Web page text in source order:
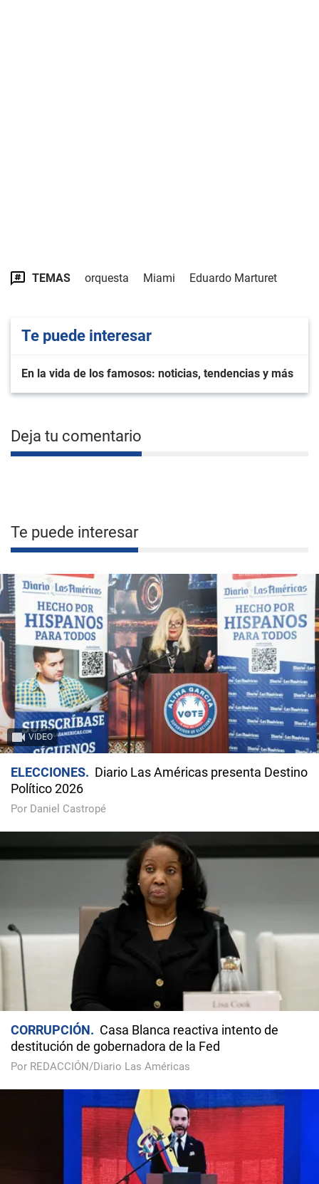
TEMAS orquesta Miami Eduardo Marturet
Te puede interesar
En la vida de los famosos: noticias, tendencias y más
Deja tu comentario
Te puede interesar
VIDEO
ELECCIONES
Diario Las Américas presenta Destino
Político 2026
Por Daniel Castropé
CORRUPCIÓN
Casa Blanca reactiva intento de
destitución de gobernadora de la Fed
Por REDACCIÓN/Diario Las Américas